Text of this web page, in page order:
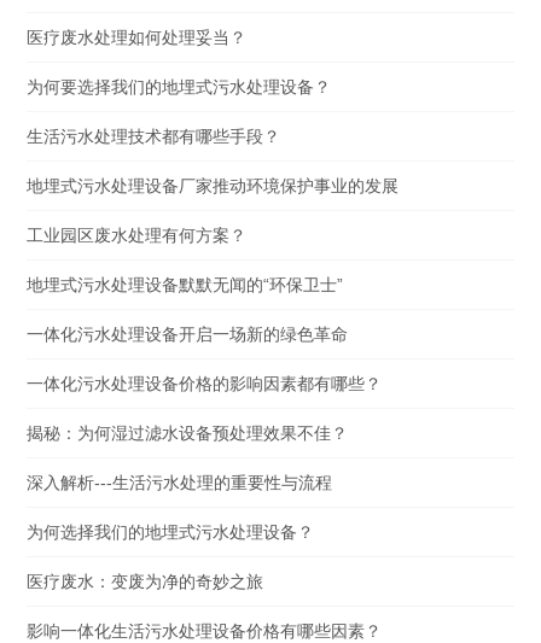
医疗废水处理如何处理妥当？
为何要选择我们的地埋式污水处理设备？
生活污水处理技术都有哪些手段？
地埋式污水处理设备厂家推动环境保护事业的发展
工业园区废水处理有何方案？
地埋式污水处理设备默默无闻的“环保卫士”
一体化污水处理设备开启一场新的绿色革命
一体化污水处理设备价格的影响因素都有哪些？
揭秘：为何湿过滤水设备预处理效果不佳？
深入解析---生活污水处理的重要性与流程
为何选择我们的地埋式污水处理设备？
医疗废水：变废为净的奇妙之旅
影响一体化生活污水处理设备价格有哪些因素？